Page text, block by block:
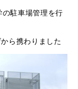
駐車場管理を行
ら携わりました